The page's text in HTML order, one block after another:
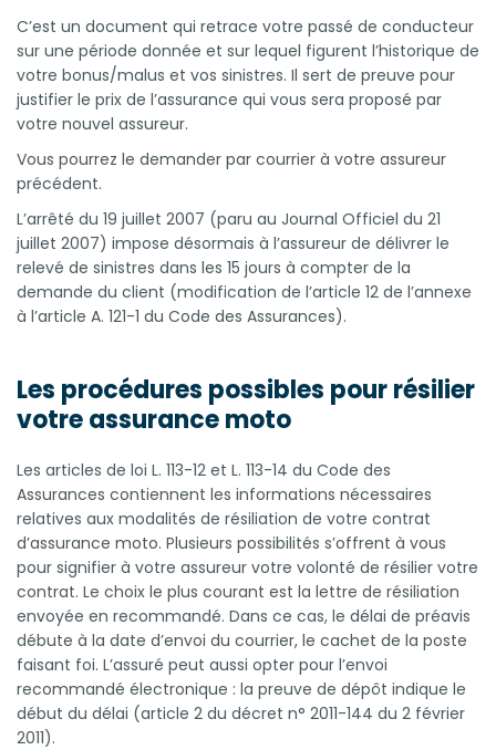
C’est un document qui retrace votre passé de conducteur
sur une période donnée et sur lequel figurent l’historique de
votre bonus/malus et vos sinistres. Il sert de preuve pour
justifier le prix de l’assurance qui vous sera proposé par
votre nouvel assureur.
Vous pourrez le demander par courrier à votre assureur
précédent.
L’arrêté du 19 juillet 2007 (paru au Journal Officiel du 21
juillet 2007) impose désormais à l’assureur de délivrer le
relevé de sinistres dans les 15 jours à compter de la
demande du client (modification de l’article 12 de l’annexe
à l’article A. 121-1 du Code des Assurances).
Les procédures possibles pour résilier
votre assurance moto
Les articles de loi L. 113-12 et L. 113-14 du Code des
Assurances contiennent les informations nécessaires
relatives aux modalités de résiliation de votre contrat
d’assurance moto. Plusieurs possibilités s’offrent à vous
pour signifier à votre assureur votre volonté de résilier votre
contrat. Le choix le plus courant est la lettre de résiliation
envoyée en recommandé. Dans ce cas, le délai de préavis
débute à la date d’envoi du courrier, le cachet de la poste
faisant foi. L’assuré peut aussi opter pour l’envoi
recommandé électronique : la preuve de dépôt indique le
début du délai (article 2 du décret n° 2011-144 du 2 février
2011).